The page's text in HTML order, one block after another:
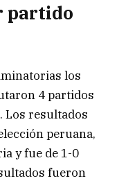
partido
los
4 partidos
Los resultados
peruana,
y fue de 1-0
fueron